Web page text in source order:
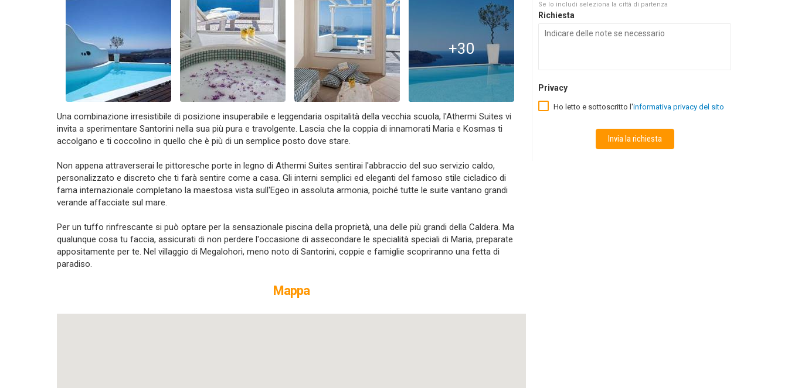
+30
Una combinazione irresistibile di posizione insuperabile e leggendaria ospitalità della vecchia scuola, l'Athermi Suites vi
invita a sperimentare Santorini nella sua più pura e travolgente. Lascia che la coppia di innamorati Maria e Kosmas ti
accolgano e ti coccolino in quello che è più di un semplice posto dove stare.
Non appena attraverserai le pittoresche porte in legno di Athermi Suites sentirai l'abbraccio del suo servizio caldo,
personalizzato e discreto che ti farà sentire come a casa. Gli interni semplici ed eleganti del famoso stile cicladico di
fama internazionale completano la maestosa vista sull'Egeo in assoluta armonia, poiché tutte le suite vantano grandi
verande affacciate sul mare.
Per un tuffo rinfrescante si può optare per la sensazionale piscina della proprietà, una delle più grandi della Caldera. Ma
qualunque cosa tu faccia, assicurati di non perdere l'occasione di assecondare le specialità speciali di Maria, preparate
appositamente per te. Nel villaggio di Megalohori, meno noto di Santorini, coppie e famiglie scopriranno una fetta di
paradiso.
Mappa
Se lo includi seleziona la città di partenza
Richiesta
Privacy
Ho letto e sottoscritto l'informativa privacy del sito
Invia la richiesta